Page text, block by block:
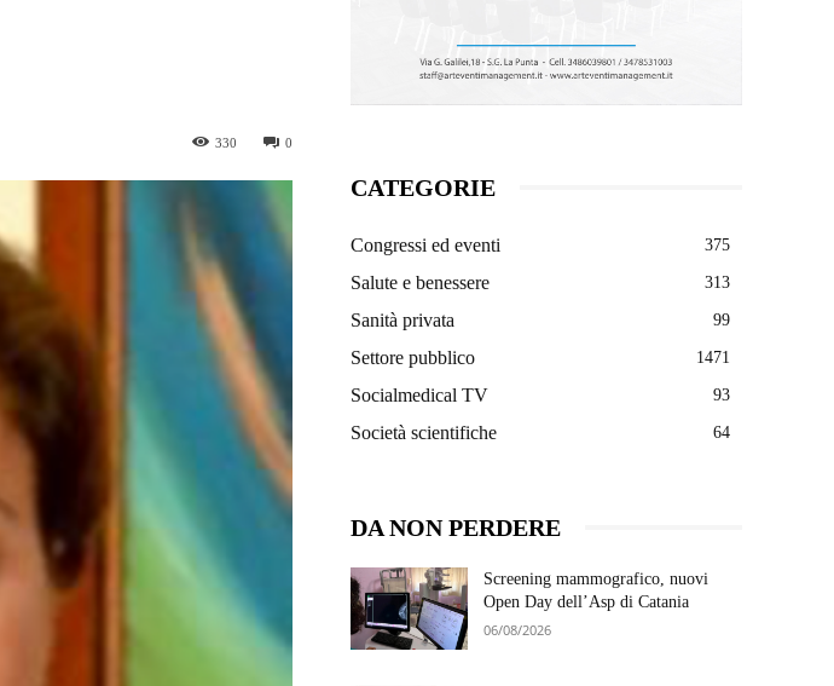
0
330
CATEGORIE
Congressi ed eventi 375
Salute e benessere 313
Sanità privata 99
Settore pubblico 1471
Socialmedical TV 93
Società scientifiche 64
DA NON PERDERE
Screening mammografico, nuovi
Open Day dell’Asp di Catania
06/08/2026